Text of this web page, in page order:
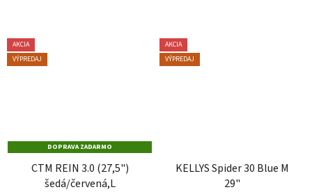
AKCIA
VÝPREDAJ
DOPRAVA ZADARMO
CTM REIN 3.0 (27,5")
šedá/červená,L
AKCIA
VÝPREDAJ
KELLYS Spider 30 Blue M
29"